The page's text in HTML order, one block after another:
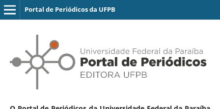
Portal de Periódicos da UFPB